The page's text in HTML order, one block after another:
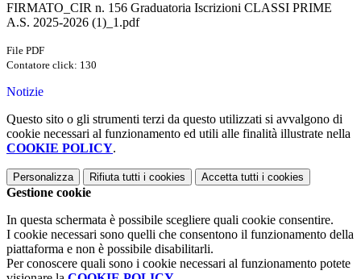
FIRMATO_CIR n. 156 Graduatoria Iscrizioni CLASSI PRIME
A.S. 2025-2026 (1)_1.pdf
File PDF
Contatore click: 130
Notizie
Questo sito o gli strumenti terzi da questo utilizzati si avvalgono di
cookie necessari al funzionamento ed utili alle finalità illustrate nella
COOKIE POLICY.
Personalizza Rifiuta tutti i cookies Accetta tutti i cookies
Gestione cookie
In questa schermata è possibile scegliere quali cookie consentire.
I cookie necessari sono quelli che consentono il funzionamento della
piattaforma e non è possibile disabilitarli.
Per conoscere quali sono i cookie necessari al funzionamento potete